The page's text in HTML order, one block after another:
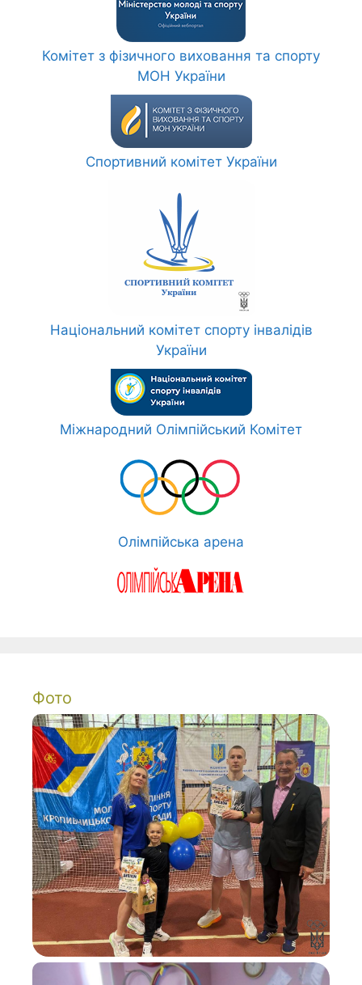
Комітет з фізичного виховання та спорту
МОН України
Спортивний комітет України
Національний комітет спорту інвалідів
України
Міжнародний Олімпійський Комітет
Олімпійська арена
Фото